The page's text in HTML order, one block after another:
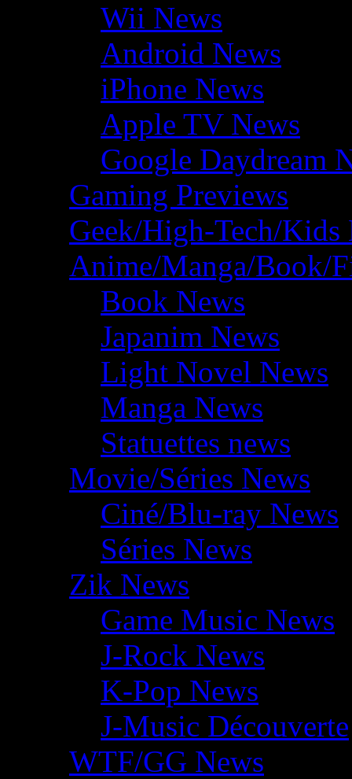
Wii News
Android News
iPhone News
Apple TV News
Google Daydream
Gaming Previews
Geek/High-Tech/Kids
Anime/Manga/Book/
Book News
Japanim News
Light Novel News
Manga News
Statuettes news
Movie/Séries News
Ciné/Blu-ray News
Séries News
Zik News
Game Music News
J-Rock News
K-Pop News
J-Music Découverte
WTF/GG News